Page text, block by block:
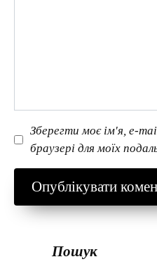
Зберегти моє ім'я, e-
браузері для моїх
Пошук